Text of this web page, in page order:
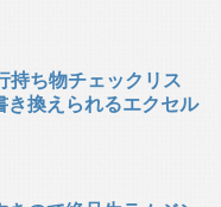
持ち物チェックリス
き換えられるエクセル